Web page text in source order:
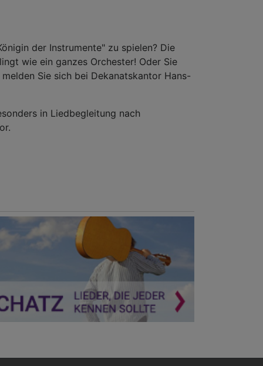
der Instrumente" zu spielen? Die
wie ein ganzes Orchester! Oder Sie
Sie sich bei Dekanatskantor Hans-
in Liedbegleitung nach